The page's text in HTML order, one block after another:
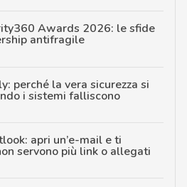
Awards 2026: le sfide
antifragile
perché la vera sicurezza si
i sistemi falliscono
apri un’e-mail e ti
servono più link o allegati